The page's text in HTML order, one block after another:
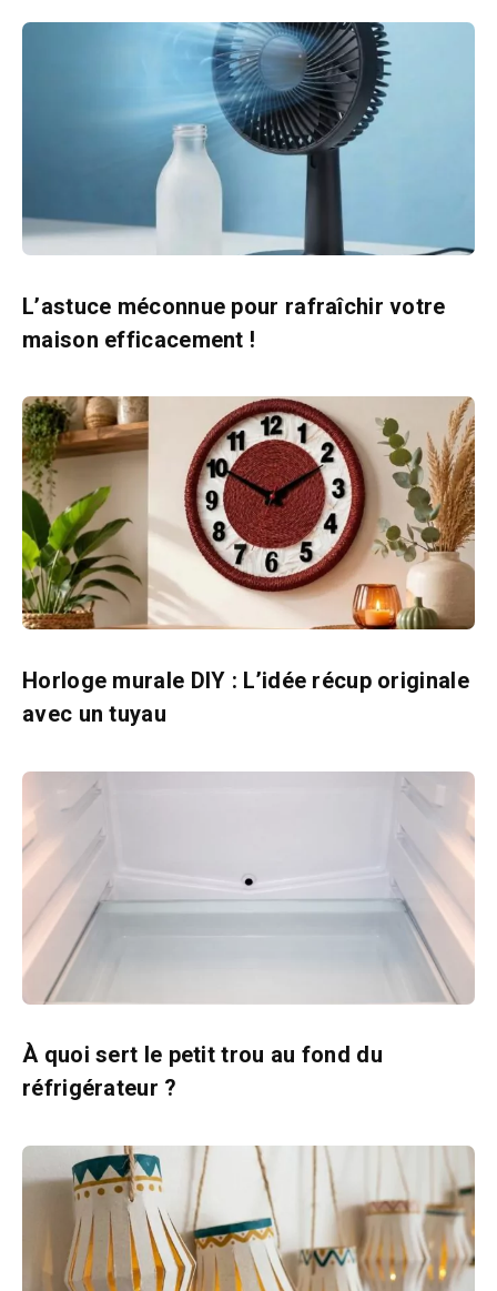
L’astuce méconnue pour rafraîchir votre
maison efficacement !
Horloge murale DIY : L’idée récup originale
avec un tuyau
À quoi sert le petit trou au fond du
réfrigérateur ?